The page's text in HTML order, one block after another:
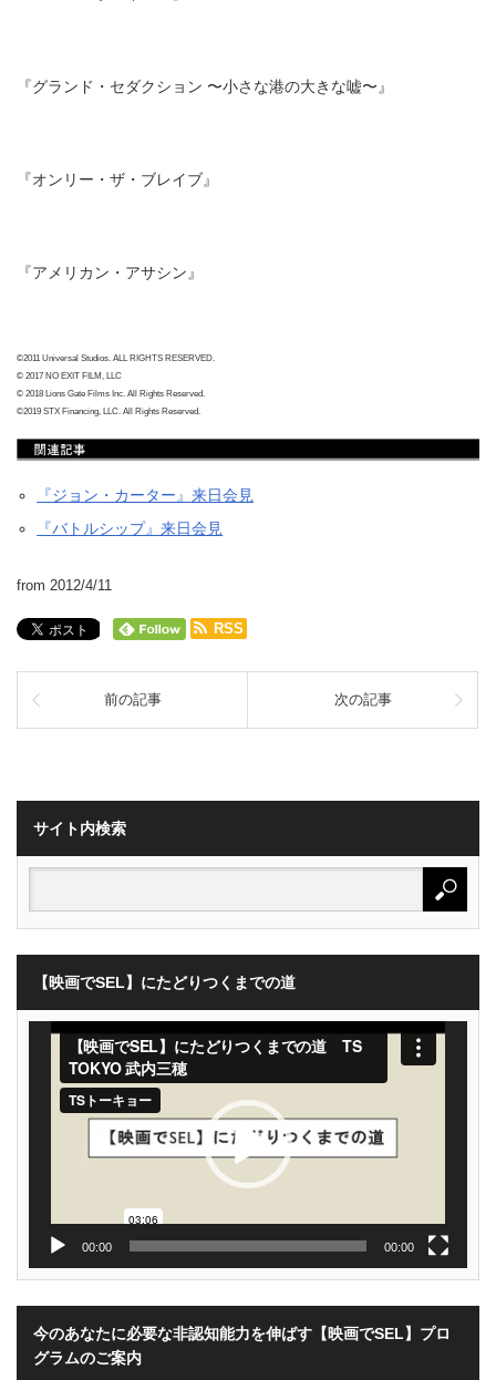
『グランド・セダクション 〜小さな港の大きな嘘〜』
『オンリー・ザ・ブレイブ』
『アメリカン・アサシン』
©2011 Universal Studios. ALL RIGHTS RESERVED.
© 2017 NO EXIT FILM, LLC
© 2018 Lions Gate Films Inc. All Rights Reserved.
©2019 STX Financing, LLC. All Rights Reserved.
『ジョン・カーター』来日会見
『バトルシップ』来日会見
from 2012/4/11
RSS
前の記事 次の記事
サイト内検索
【映画でSEL】にたどりつくまでの道
00:00 00:00
今のあなたに必要な非認知能力を伸ばす【映画でSEL】プロ
グラムのご案内